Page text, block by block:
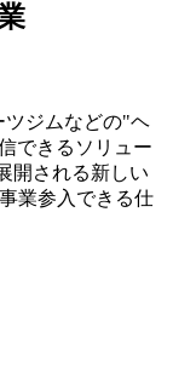
ジムなどの"ヘ
できるソリュー
開される新しい
業参入できる仕